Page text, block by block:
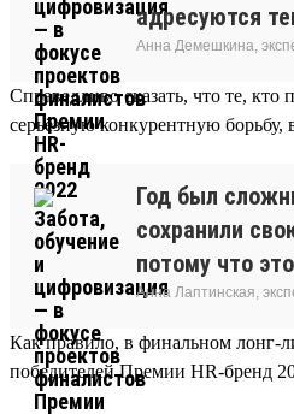
адресуются
Анна Демешкина,
Справедливо сказать, что те,
серьёзную конкурентную борьбу,
Год был
сохранили
потому что
Анна Лаптинская,
Как правило, в финальном лонг-
победителей Премии HR-бренд